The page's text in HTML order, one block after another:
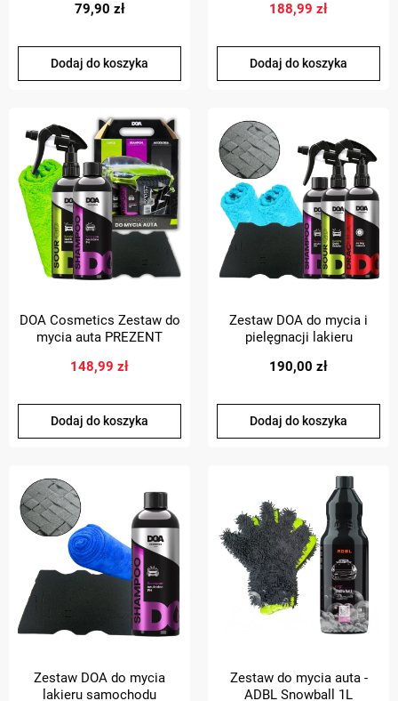
sponge
79,90 zł
Dodaj do koszyka
188,99 zł
Dodaj do koszyka
DOA Cosmetics Zestaw do
mycia auta PREZENT
148,99 zł
Dodaj do koszyka
Zestaw DOA do mycia i
pielęgnacji lakieru
quick detailer
190,00 zł
Dodaj do koszyka
Zestaw DOA do mycia
lakieru samochodu
Zestaw do mycia auta -
ADBL Snowball 1L